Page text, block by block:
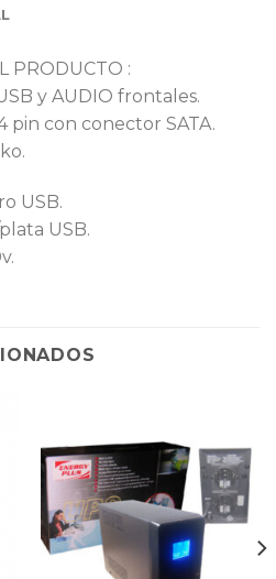
PRODUCTO :
y AUDIO frontales.
pin con conector SATA.
USB.
USB.